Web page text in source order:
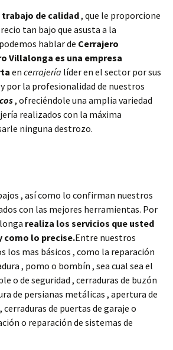
trabajo de calidad, que le proporcione
tan bajo que asusta a la
hablar de Cerrajero
Villalonga es una empresa
en cerrajería líder en el sector por sus
por la profesionalidad de nuestros
, ofreciéndole una amplia variedad
realizados con la máxima
ninguna destrozo.
, así como lo confirman nuestros
con las mejores herramientas. Por
realiza los servicios que usted
como lo precise.Entre nuestros
los mas básicos , como la reparación
, pomo o bombín , sea cual sea el
o de seguridad , cerraduras de buzón
de persianas metálicas , apertura de
cerraduras de puertas de garaje o
o reparación de sistemas de